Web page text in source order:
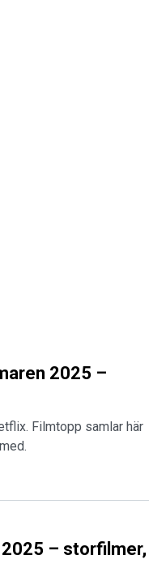
2025 –
Filmtopp samlar här
– storfilmer,